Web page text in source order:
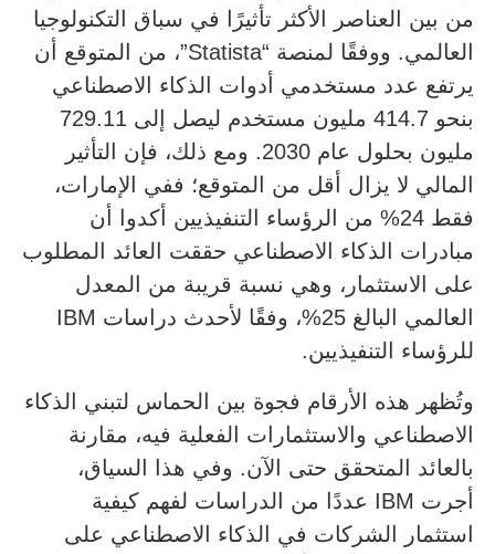
من بين العناصر الأكثر تأثيرًا في سباق التكنولوجيا
العالمي. ووفقًا لمنصة “Statista”، من المتوقع أن
يرتفع عدد مستخدمي أدوات الذكاء الاصطناعي
بنحو 414.7 مليون مستخدم ليصل إلى 729.11
مليون بحلول عام 2030. ومع ذلك، فإن التأثير
المالي لا يزال أقل من المتوقع؛ ففي الإمارات،
فقط 24% من الرؤساء التنفيذيين أكدوا أن
مبادرات الذكاء الاصطناعي حققت العائد المطلوب
على الاستثمار، وهي نسبة قريبة من المعدل
العالمي البالغ 25%، وفقًا لأحدث دراسات IBM
للرؤساء التنفيذيين.
وتُظهر هذه الأرقام فجوة بين الحماس لتبني الذكاء
الاصطناعي والاستثمارات الفعلية فيه، مقارنة
بالعائد المتحقق حتى الآن. وفي هذا السياق،
أجرت IBM عددًا من الدراسات لفهم كيفية
استثمار الشركات في الذكاء الاصطناعي على